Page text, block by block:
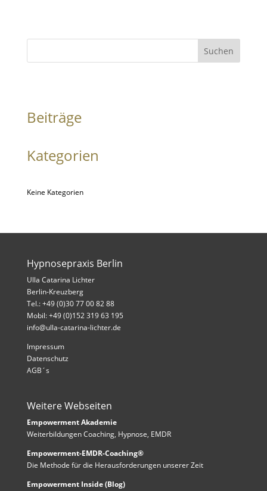
Suchen
Beiträge
Kategorien
Keine Kategorien
Hypnosepraxis Berlin
Ulla Catarina Lichter
Berlin-Kreuzberg
Tel.: +49 (0)30 77 00 82 88
Mobil: +49 (0)152 319 63 195
info@ulla-catarina-lichter.de
Impressum
Datenschutz
AGB´s
Weitere Webseiten
Empowerment Akademie
Weiterbildungen Coaching, Hypnose, EMDR
Empowerment-EMDR-Coaching®
Die Methode für die Herausforderungen unserer Zeit
Empowerment Inside (Blog)